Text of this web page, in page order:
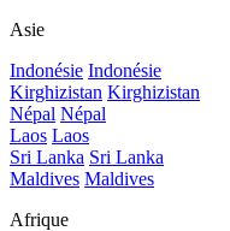
Asie
Indonésie Indonésie
Kirghizistan Kirghizistan
Népal Népal
Laos Laos
Sri Lanka Sri Lanka
Maldives Maldives
Afrique